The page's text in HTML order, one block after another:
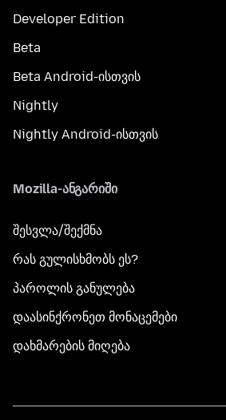
Developer Edition
Beta
Beta Android-ისთვის
Nightly
Nightly Android-ისთვის
Mozilla-ანგარიში
შესვლა/შექმნა
რას გულისხმობს ეს?
პაროლის განულება
დაასინქრონეთ მონაცემები
დახმარების მიღება